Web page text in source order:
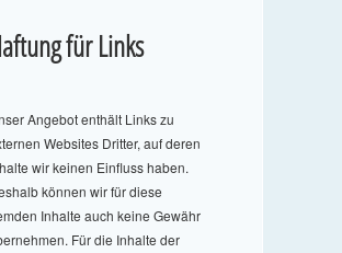
für Links
Angebot enthält Links zu
Websites Dritter, auf deren
wir keinen Einfluss haben.
können wir für diese
Inhalte auch keine Gewähr
Für die Inhalte der